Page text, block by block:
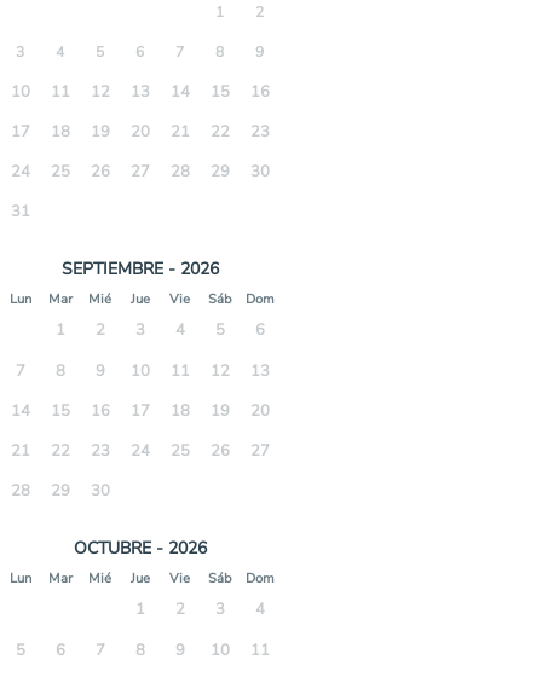
1 2
3 4 5 6 7 8 9
10 11 12 13 14 15
16
17
18 19 20 21 22
23
24
25 26 27 28 29
30
31
SEPTIEMBRE - 2026
Lun Mar Mié Jue Vie Sáb Dom
1 2 3 4 5
6
7
8 9 10 11 12
13
14
15 16 17 18 19
20
21
22 23 24 25 26
27
28
29 30
OCTUBRE - 2026
Lun Mar Mié Jue Vie Sáb Dom
1 2 3
4
5
6 7 8 9 10
11